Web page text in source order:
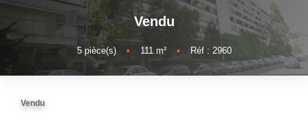
GESTION
NOTRE AGENCE
Vendu
5pièce(s) • 111 m² • Réf : 2960
Vendu